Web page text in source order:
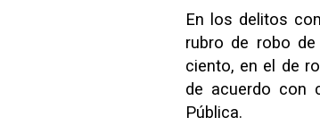
En los delitos
rubro de robo
ciento, en el de
de acuerdo con
Pública.